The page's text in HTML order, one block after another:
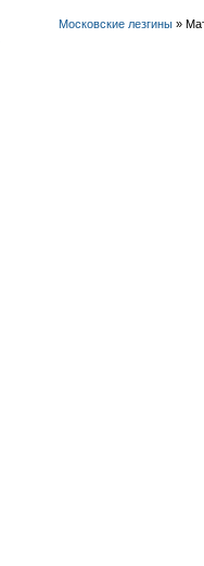
Московские лезгины »